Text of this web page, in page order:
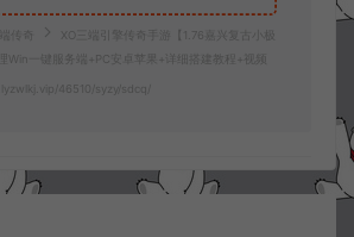
端传奇
XO三端引擎传奇手游【1.76嘉兴复古小极
Win一键服务端+PC安卓苹果+详细搭建教程+视频
46510/syzy/sdcq/